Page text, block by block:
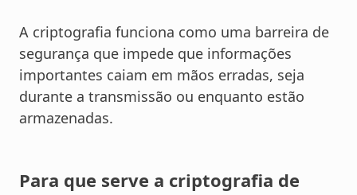
A criptografia funciona como uma barreira de
segurança que impede que informações
importantes caiam em mãos erradas, seja
durante a transmissão ou enquanto estão
armazenadas.
Para que serve a criptografia de